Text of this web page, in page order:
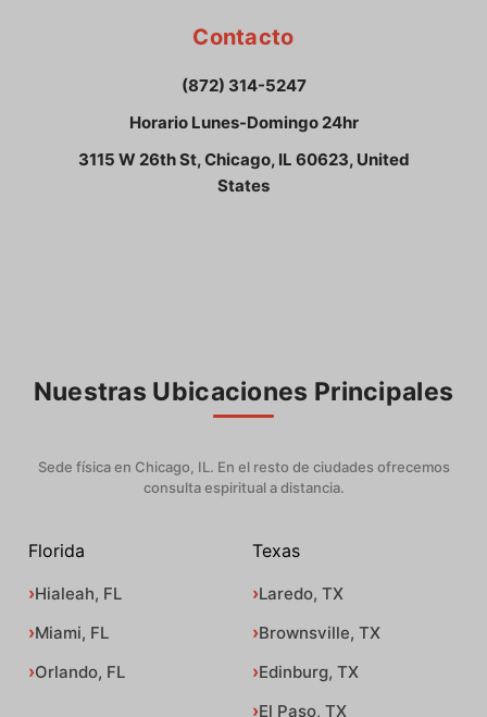
Contacto
(872) 314-5247
Horario Lunes-Domingo 24hr
3115 W 26th St, Chicago, IL 60623, United
States
Nuestras Ubicaciones Principales
Sede física en Chicago, IL. En el resto de ciudades ofrecemos
consulta espiritual a distancia.
Florida
Hialeah, FL
Miami, FL
Orlando, FL
Texas
Laredo, TX
Brownsville, TX
Edinburg, TX
El Paso, TX